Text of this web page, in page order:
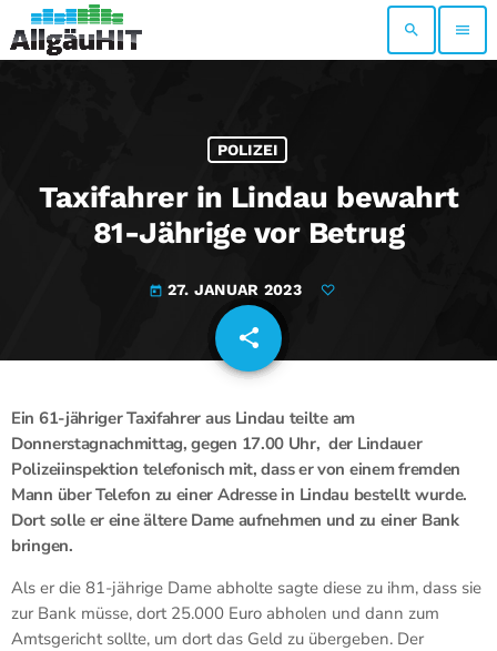
search menu
POLIZEI
Taxifahrer in Lindau bewahrt
81-Jährige vor Betrug
today 27. JANUAR 2023
share
email
Ein 61-jähriger Taxifahrer aus Lindau teilte am
Donnerstagnachmittag, gegen 17.00 Uhr, der Lindauer
Polizeiinspektion telefonisch mit, dass er von einem fremden
Mann über Telefon zu einer Adresse in Lindau bestellt wurde.
Dort solle er eine ältere Dame aufnehmen und zu einer Bank
bringen.
Als er die 81-jährige Dame abholte sagte diese zu ihm, dass sie
zur Bank müsse, dort 25.000 Euro abholen und dann zum
Amtsgericht sollte, um dort das Geld zu übergeben. Der